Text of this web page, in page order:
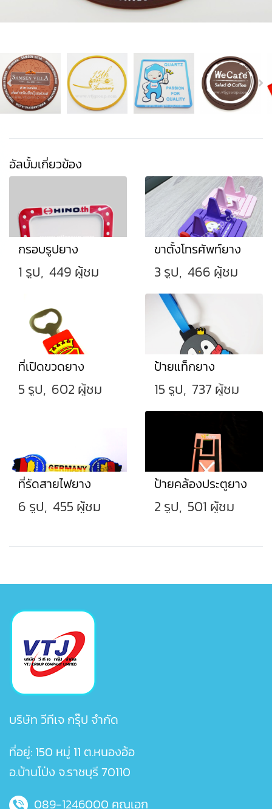
อัลบั้มเกี่ยวข้อง
กรอบรูปยาง
1 รูป, 449 ผู้ชม
ขาตั้งโทรศัพท์ยาง
3 รูป, 466 ผู้ชม
ที่เปิดขวดยาง
5 รูป, 602 ผู้ชม
ป้ายแท็กยาง
15 รูป, 737 ผู้ชม
ที่รัดสายไฟยาง
6 รูป, 455 ผู้ชม
ป้ายคล้องประตูยาง
2 รูป, 501 ผู้ชม
บริษัท วีทีเจ กรุ๊ป จำกัด
ที่อยู่: 150 หมู่ 11 ต.หนองอ้อ
อ.บ้านโป่ง จ.ราชบุรี 70110
089-1246000 คุณเอก